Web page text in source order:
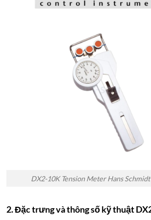
DX2-10K Tension Meter Hans
2. Đặc trưng và thông số kỹ thuật